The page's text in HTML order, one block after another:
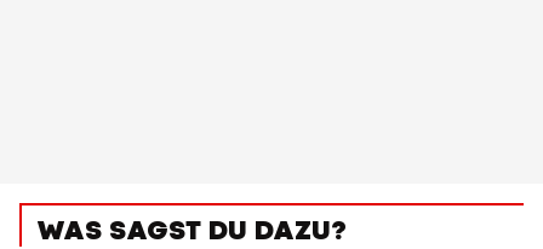
WAS SAGST DU DAZU?